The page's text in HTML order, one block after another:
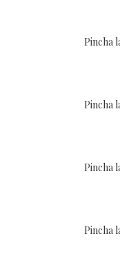
Pincha
Pincha
Pincha
Pincha